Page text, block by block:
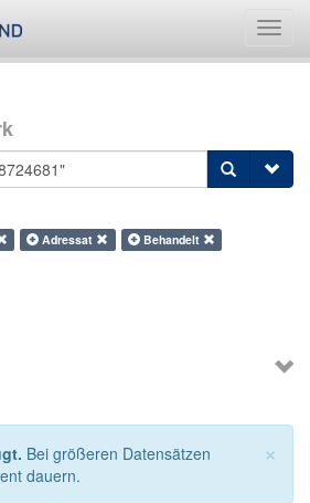
Adressat
Behandelt
×
Bei größeren Datensätzen
dauern.